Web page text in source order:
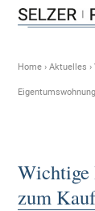
Home ›Aktuelles ›
Eigentumswohnung
Wichtige
zum